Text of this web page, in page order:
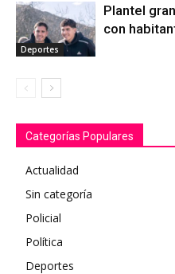
Deportes
Plantel
con
Categorías Populares
Actualidad
Sin categoría
Policial
Política
Deportes